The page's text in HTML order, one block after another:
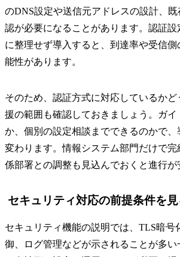
のDNS設定や送信元アドレスの設計、
認が必要になることがあります。認証
に整理せず導入すると、到達率や受信
能性があります。
そのため、認証方式に対応しているか
援の範囲も確認しておきましょう。ガ
か、個別の設定相談までできるのかで
変わります。情報システム部門だけで完
係部署との調整も見込んでおくと進行が
セキュリティ対応の前提条件を見
セキュリティ機能の説明では、TLS暗号
御、ログ管理などが示されることが多い